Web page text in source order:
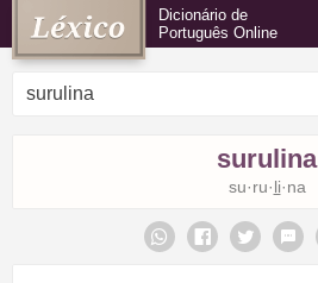
Dicionário de
Português Online
surulina
su·ru·li·na